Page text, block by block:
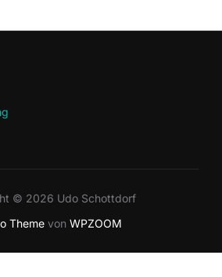
© 2026 Udo Schottdorf
Theme von WPZOOM